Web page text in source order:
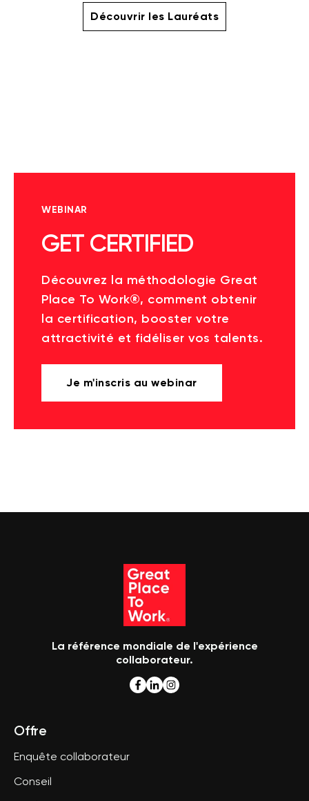
Découvrir les Lauréats
WEBINAR
GET CERTIFIED
Découvrez la méthodologie Great
Place To Work®, comment obtenir
la certification, booster votre
attractivité et fidéliser vos talents.
Je m'inscris au webinar
La référence mondiale de l'expérience
collaborateur.
Offre
Enquête collaborateur
Conseil